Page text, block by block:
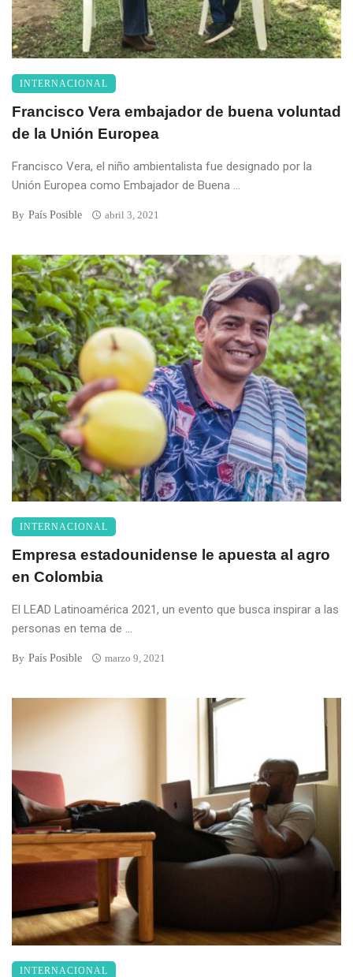
INTERNACIONAL
Francisco Vera embajador de buena voluntad
de la Unión Europea
Francisco Vera, el niño ambientalista fue designado por la
Unión Europea como Embajador de Buena ...
By País Posible abril 3, 2021
INTERNACIONAL
Empresa estadounidense le apuesta al agro
en Colombia
El LEAD Latinoamérica 2021, un evento que busca inspirar a las
personas en tema de ...
By País Posible marzo 9, 2021
INTERNACIONAL